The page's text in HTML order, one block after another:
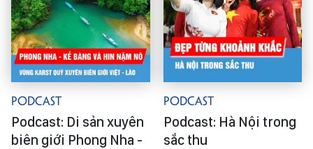
Podcast
Podcast: Di sản xuyên
biên giới Phong Nha -
Podcast
Podcast: Hà Nội trong
sắc thu